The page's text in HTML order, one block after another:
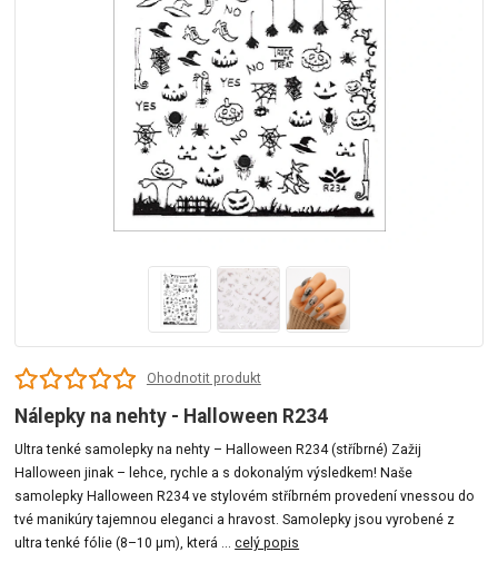
Ohodnotit produkt
Nálepky na nehty - Halloween R234
Ultra tenké samolepky na nehty – Halloween R234 (stříbrné) Zažij
Halloween jinak – lehce, rychle a s dokonalým výsledkem! Naše
samolepky Halloween R234 ve stylovém stříbrném provedení vnessou do
tvé manikúry tajemnou eleganci a hravost. Samolepky jsou vyrobené z
ultra tenké fólie (8–10 µm), která ...celý popis